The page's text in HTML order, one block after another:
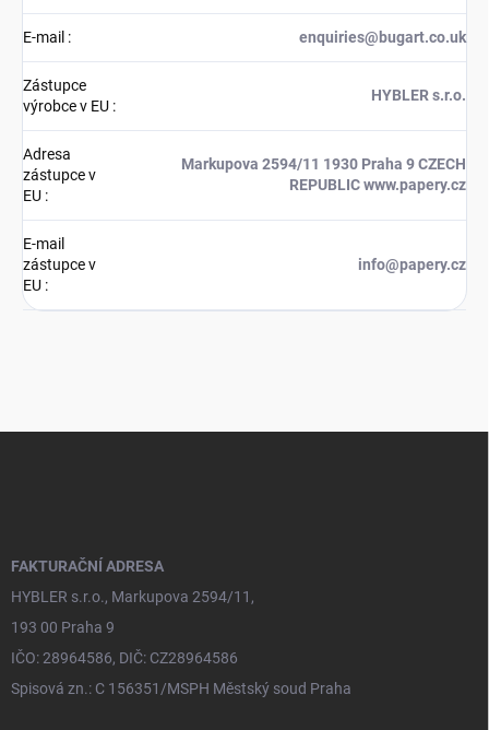
E-mail : enquiries@bugart.co.uk
Zástupce
výrobce v EU :
HYBLER s.r.o.
Adresa
zástupce v
EU :
Markupova 2594/11 1930 Praha 9 CZECH
REPUBLIC www.papery.cz
E-mail
zástupce v
EU :
info@papery.cz
FAKTURAČNÍ ADRESA
HYBLER s.r.o., Markupova 2594/11,
193 00 Praha 9
IČO: 28964586, DIČ: CZ28964586
Spisová zn.: C 156351/MSPH Městský soud Praha